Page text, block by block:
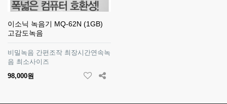
이소닉 녹음기 MQ-62N (1GB)
고감도녹음
비밀녹음 간편조작 최장시간연속녹
음 최소사이즈
98,000원